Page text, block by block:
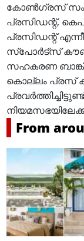
കോൺഗ്രസ്
പ്രസിഡന്റ്,
പ്രസിഡന്റ് എന്നീ
സ്പോർട്സ്
സഹകരണ ബാങ്ക്
കൊല്ലം പ്രസ്
From